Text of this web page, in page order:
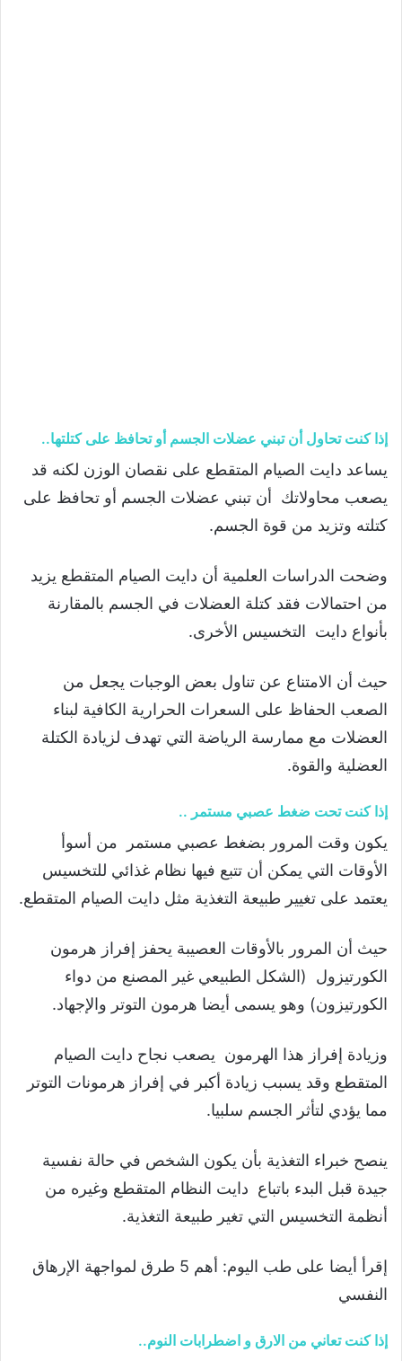
إذا كنت تحاول أن تبني عضلات الجسم أو تحافظ على كتلتها..
يساعد دايت الصيام المتقطع على نقصان الوزن لكنه قد
يصعب محاولاتك أن تبني عضلات الجسم أو تحافظ على
كتلته وتزيد من قوة الجسم.
وضحت الدراسات العلمية أن دايت الصيام المتقطع يزيد
من احتمالات فقد كتلة العضلات في الجسم بالمقارنة
بأنواع دايت التخسيس الأخرى.
حيث أن الامتناع عن تناول بعض الوجبات يجعل من
الصعب الحفاظ على السعرات الحرارية الكافية لبناء
العضلات مع ممارسة الرياضة التي تهدف لزيادة الكتلة
العضلية والقوة.
إذا كنت تحت ضغط عصبي مستمر ..
يكون وقت المرور بضغط عصبي مستمر من أسوأ
الأوقات التي يمكن أن تتبع فيها نظام غذائي للتخسيس
يعتمد على تغيير طبيعة التغذية مثل دايت الصيام المتقطع.
حيث أن المرور بالأوقات العصيبة يحفز إفراز هرمون
الكورتيزول (الشكل الطبيعي غير المصنع من دواء
الكورتيزون) وهو يسمى أيضا هرمون التوتر والإجهاد.
وزيادة إفراز هذا الهرمون يصعب نجاح دايت الصيام
المتقطع وقد يسبب زيادة أكبر في إفراز هرمونات التوتر
مما يؤدي لتأثر الجسم سلبيا.
ينصح خبراء التغذية بأن يكون الشخص في حالة نفسية
جيدة قبل البدء باتباع دايت النظام المتقطع وغيره من
أنظمة التخسيس التي تغير طبيعة التغذية.
إقرأ أيضا على طب اليوم: أهم 5 طرق لمواجهة الإرهاق
النفسي
إذا كنت تعاني من الارق و اضطرابات النوم..